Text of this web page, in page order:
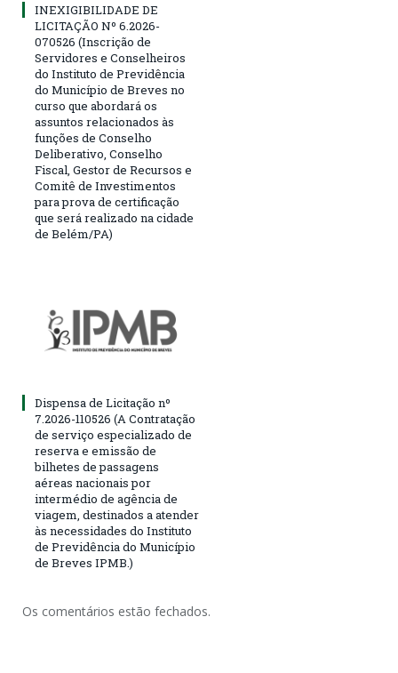
INEXIGIBILIDADE DE
LICITAÇÃO Nº 6.2026-
070526 (Inscrição de
Servidores e Conselheiros
do Instituto de Previdência
do Município de Breves no
curso que abordará os
assuntos relacionados às
funções de Conselho
Deliberativo, Conselho
Fiscal, Gestor de Recursos e
Comitê de Investimentos
para prova de certificação
que será realizado na cidade
de Belém/PA)
Dispensa de Licitação nº
7.2026-110526 (A Contratação
de serviço especializado de
reserva e emissão de
bilhetes de passagens
aéreas nacionais por
intermédio de agência de
viagem, destinados a atender
às necessidades do Instituto
de Previdência do Município
de Breves IPMB.)
Os comentários estão fechados.